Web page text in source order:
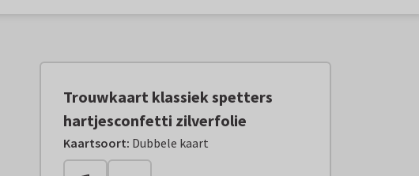
Trouwkaart klassiek spetters
hartjesconfetti zilverfolie
Kaartsoort: Dubbele kaart